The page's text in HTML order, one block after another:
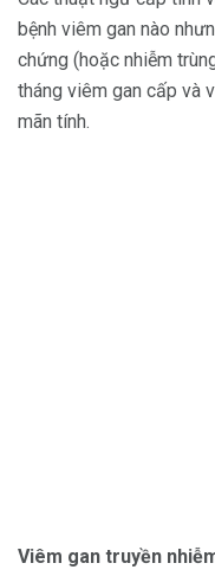
bệnh viêm gan nào
chứng (hoặc nhiễm
tháng viêm gan cấp và
mãn tính.
Viêm gan truyền